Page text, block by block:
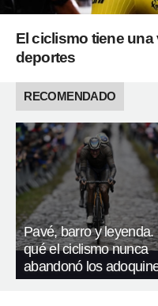
El ciclismo tiene
deportes
RECOMENDADO
Pavé, barro y leyenda.
qué el ciclismo nunca
abandonó los